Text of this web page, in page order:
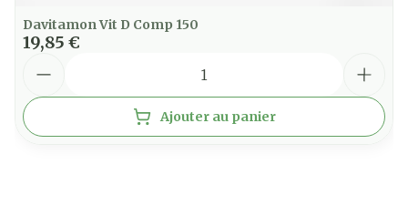
Davitamon Vit D Comp 150
19,85 €
Ajouter au panier